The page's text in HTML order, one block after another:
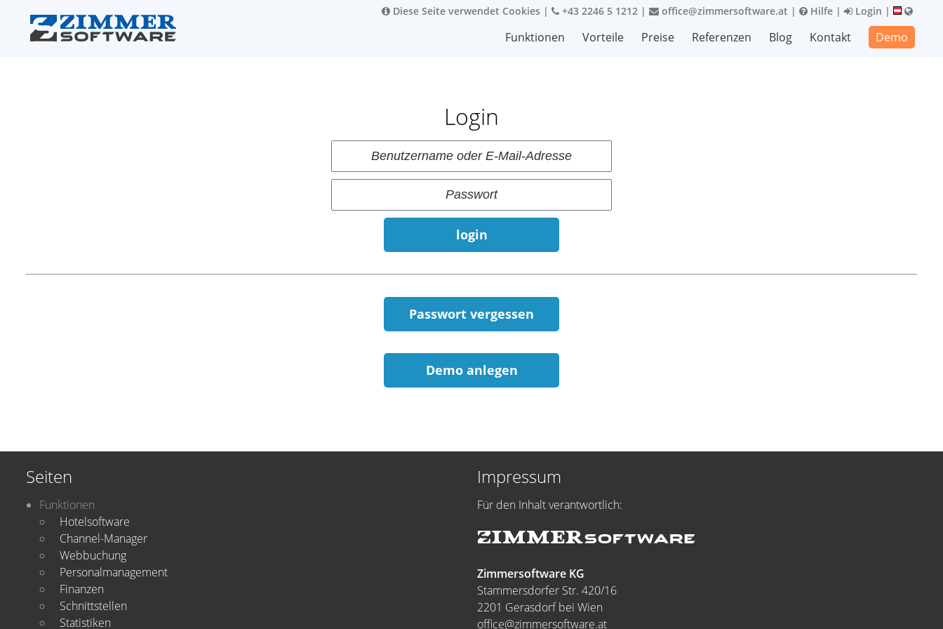
Diese Seite verwendet Cookies | +43 2246 5 1212 | office@zimmersoftware.at | Hilfe | Login |
Funktionen Vorteile Preise Referenzen Blog Kontakt Demo
Login
login
Passwort vergessen
Demo anlegen
Seiten
Funktionen
Hotelsoftware
Channel-Manager
Webbuchung
Personalmanagement
Finanzen
Schnittstellen
Statistiken
Impressum
Für den Inhalt verantwortlich:
Zimmersoftware KG
Stammersdorfer Str. 420/16
2201 Gerasdorf bei Wien
office@zimmersoftware.at